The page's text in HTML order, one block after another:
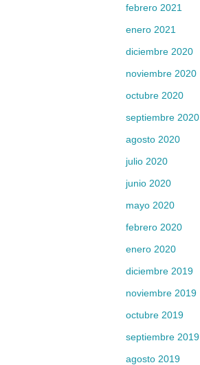
febrero 2021
enero 2021
diciembre 2020
noviembre 2020
octubre 2020
septiembre 2020
agosto 2020
julio 2020
junio 2020
mayo 2020
febrero 2020
enero 2020
diciembre 2019
noviembre 2019
octubre 2019
septiembre 2019
agosto 2019